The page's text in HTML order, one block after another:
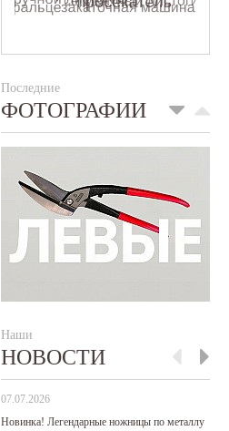
Последние
ФОТОГРАФИИ
Наши
НОВОСТИ
07.07.2026
Новинка! Легендарные ножницы по металлу